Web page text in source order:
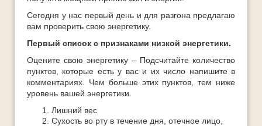
Сегодня у нас первый день и для разгона предлагаю
вам проверить свою энергетику.
Первый список с признаками низкой энергетики.
Оцените свою энергетику – Подсчитайте количество
пунктов, которые есть у вас и их число напишите в
комментариях. Чем больше этих пунктов, тем ниже
уровень вашей энергетики.
Лишний вес
Сухость во рту в течение дня, отечное лицо,